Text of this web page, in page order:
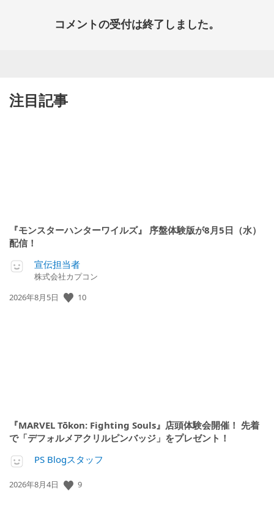
コメントの受付は終了しました。
注目記事
『モンスターハンターワイルズ』 序盤体験版が8月5日（水）
配信！
宣伝担当者
株式会社カプコン
公
2026年8月5日 10
『MARVEL Tōkon: Fighting Souls』店頭体験会開催！ 先着
で「デフォルメアクリルピンバッジ」をプレゼント！
PS Blogスタッフ
公
2026年8月4日 9